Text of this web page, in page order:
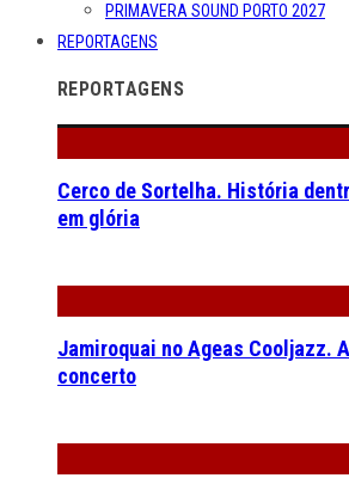
PRIMAVERA SOUND PORTO 2027
REPORTAGENS
REPORTAGENS
Cerco de Sortelha. História
em glória
Jamiroquai no Ageas Cooljazz.
concerto